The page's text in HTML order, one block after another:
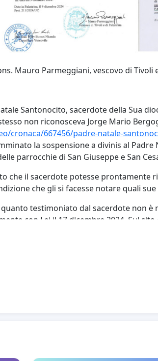
Mauro Parmeggiani, vescovo di Tivoli
Santonocito, sacerdote della Sua
non riconosceva Jorge Mario
cronaca/667456/padre-natale-
la sospensione a divinis al Padre
parrocchie di San Giuseppe e San
che il sacerdote potesse prontamente
che gli si facesse notare quali
testimoniato dal sacerdote non è
con Lei il 17 dicembre 2024. Sul
canonico e della costituzione